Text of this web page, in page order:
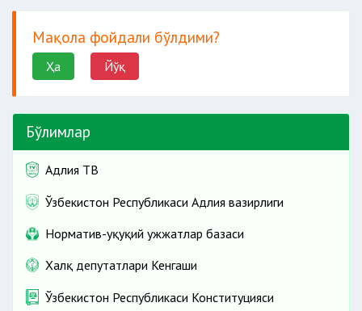
Мақола фойдали бўлдими?
Ҳа Йўқ
Бўлимлар
Адлия ТВ
Ўзбекистон Республикаси Адлия вазирлиги
Норматив-ҳуқуқий ҳужжатлар базаси
Халқ депутатлари Кенгаши
Ўзбекистон Республикаси Конституцияси